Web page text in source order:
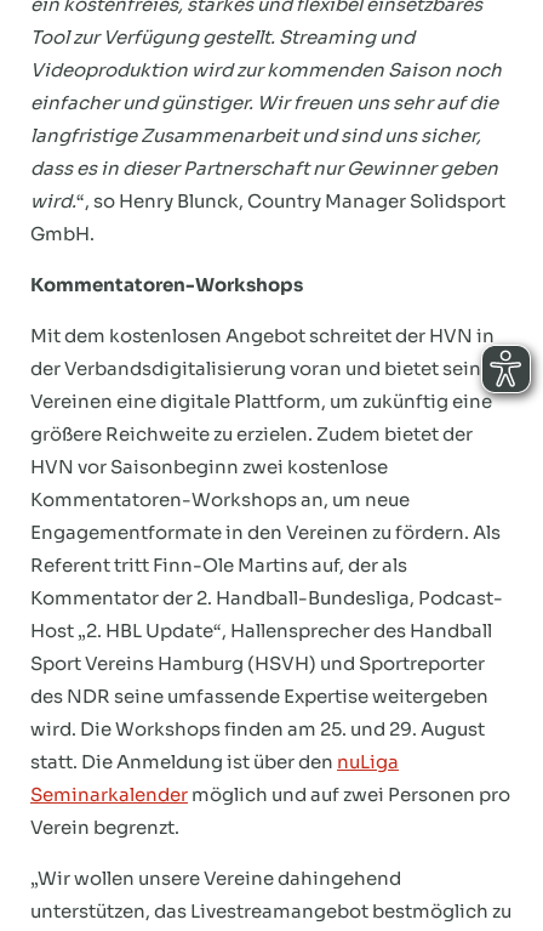
Tool zur Verfügung gestellt. Streaming und
Videoproduktion wird zur kommenden Saison noch
einfacher und günstiger. Wir freuen uns sehr auf die
langfristige Zusammenarbeit und sind uns sicher,
dass es in dieser Partnerschaft nur Gewinner geben
wird.“, so Henry Blunck, Country Manager Solidsport
GmbH.
Kommentatoren-Workshops
Mit dem kostenlosen Angebot schreitet der HVN in
der Verbandsdigitalisierung voran und bietet seinen
Vereinen eine digitale Plattform, um zukünftig eine
größere Reichweite zu erzielen. Zudem bietet der
HVN vor Saisonbeginn zwei kostenlose
Kommentatoren-Workshops an, um neue
Engagementformate in den Vereinen zu fördern. Als
Referent tritt Finn-Ole Martins auf, der als
Kommentator der 2. Handball-Bundesliga, Podcast-
Host „2. HBL Update“, Hallensprecher des Handball
Sport Vereins Hamburg (HSVH) und Sportreporter
des NDR seine umfassende Expertise weitergeben
wird. Die Workshops finden am 25. und 29. August
statt. Die Anmeldung ist über den nuLiga
Seminarkalender möglich und auf zwei Personen pro
Verein begrenzt.
„Wir wollen unsere Vereine dahingehend
unterstützen, das Livestreamangebot bestmöglich zu